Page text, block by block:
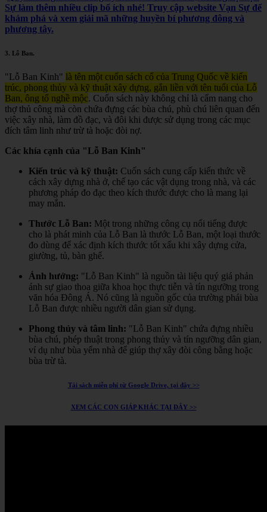
Sự làm thêm nhiều clip bổ ích nhé! Truy cập website Vạn Sự để
khám phá và xem giải mã những huyền bí phương đông và
phương tây.
3. Lỗ Ban.
"Lỗ Ban Kinh" là tên một cuốn sách cổ của Trung Quốc về kiến
trúc, phong thủy và kỹ thuật xây dựng, gắn liền với tên tuổi của Lỗ
Ban, ông tổ nghề mộc. Cuốn sách này không chỉ là cẩm nang cho
thợ thủ công mà còn chứa đựng các bùa chú, phù chú liên quan đến
việc xây nhà, làm đồ đạc, và đôi khi được sử dụng trong các mục
đích tâm linh như trừ tà hoặc đòi nợ.
Các khía cạnh của "Lỗ Ban Kinh"
Kiến trúc và kỹ thuật: Cuốn sách cung cấp kiến thức về
cách xây dựng nhà ở, chế tạo các vật dụng trong nhà, và các
phương pháp đo đạc theo kích thước được cho là mang lại
may mắn.
Thước Lỗ Ban: Một trong những công cụ nổi tiếng được
cho là phát minh của Lỗ Ban là thước Lỗ Ban, một loại thước
đo dùng để xác định kích thước tốt xấu khi xây dựng cửa,
giường, tủ, bàn ghế.
Ảnh hưởng: "Lỗ Ban Kinh" là nguồn tài liệu quý giá phản
ánh sự giao thoa giữa khoa học thực tiễn và tín ngưỡng trong
văn hóa Đông Á. Nó cũng là nguồn gốc của trường phái bùa
Lỗ Ban được nhiều người dân gian sử dụng.
Phong thủy và tâm linh: "Lỗ Ban Kinh" chứa đựng nhiều
bùa chú, phép thuật trong phong thủy và tín ngưỡng dân gian,
ví dụ như bùa yểm nhà để giúp thợ xây đòi công bằng hoặc
bùa trừ tà.
Tải sách miễn phí từ Google Drive, tại đây >>
XEM CÁC CON GIÁP KHÁC TẠI ĐÂY >>